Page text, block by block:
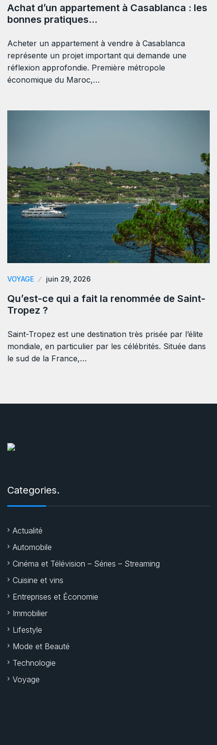
Achat d’un appartement à Casablanca : les
bonnes pratiques…
Acheter un appartement à vendre à Casablanca
représente un projet important qui demande une
réflexion approfondie. Première métropole
économique du Maroc,…
VOYAGE juin 29, 2026
Qu’est-ce qui a fait la renommée de Saint-
Tropez ?
Saint-Tropez est une destination très prisée par l’élite
mondiale, en particulier par les célébrités. Située dans
le sud de la France,…
Categories.
Actualité
Automobile
Cinéma et Télévision – Séries – Streaming
Cuisine et vins
Entreprises et Économie
Immobilier
Lifestyle
Mode et Beauté
Technologie
Voyage